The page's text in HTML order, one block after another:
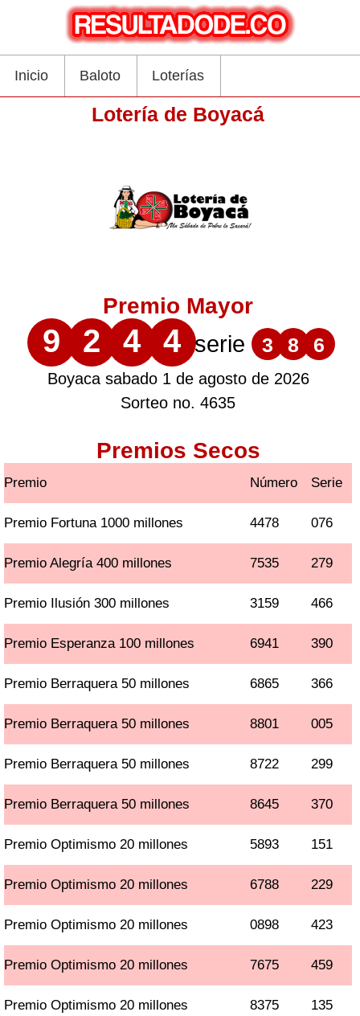
Inicio Baloto Loterías
Lotería de Boyacá
Premio Mayor
9 2 4 4 serie 3 8 6
Boyaca sabado 1 de agosto de 2026
Sorteo no. 4635
Premios Secos
Premio Número Serie
Premio Fortuna 1000 millones 4478 076
Premio Alegría 400 millones 7535 279
Premio Ilusión 300 millones 3159 466
Premio Esperanza 100 millones 6941 390
Premio Berraquera 50 millones 6865 366
Premio Berraquera 50 millones 8801 005
Premio Berraquera 50 millones 8722 299
Premio Berraquera 50 millones 8645 370
Premio Optimismo 20 millones 5893 151
Premio Optimismo 20 millones 6788 229
Premio Optimismo 20 millones 0898 423
Premio Optimismo 20 millones 7675 459
Premio Optimismo 20 millones 8375 135